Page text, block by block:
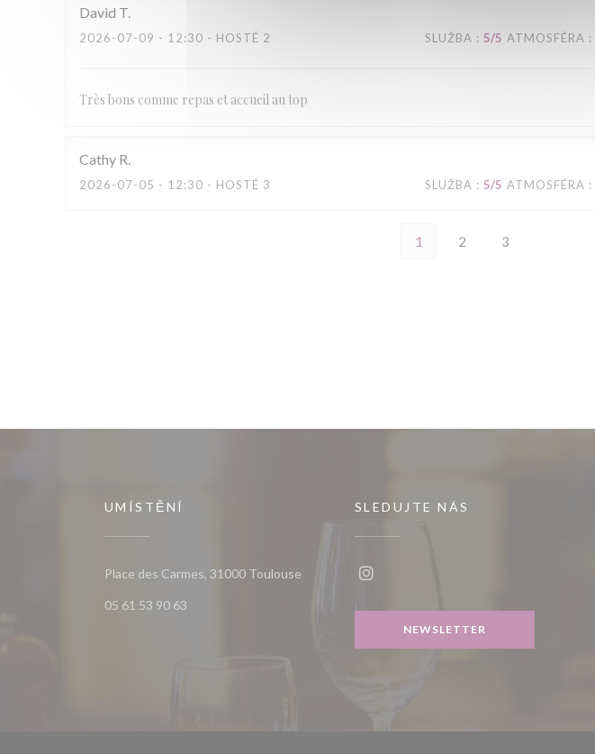
David T
2026-07-09 - 12:30 - HOSTÉ 2 SLUŽBA : 5/5 ATMOSFÉRA :
Très bons comme repas et accueil au top
Cathy R
2026-07-05 - 12:30 - HOSTÉ 3 SLUŽBA : 5/5 ATMOSFÉRA :
1 2 3
UMÍSTĚNÍ
Place des Carmes, 31000 Toulouse((otevře se v novém okně))
05 61 53 90 63
SLEDUJTE NÁS
NEWSLETTER